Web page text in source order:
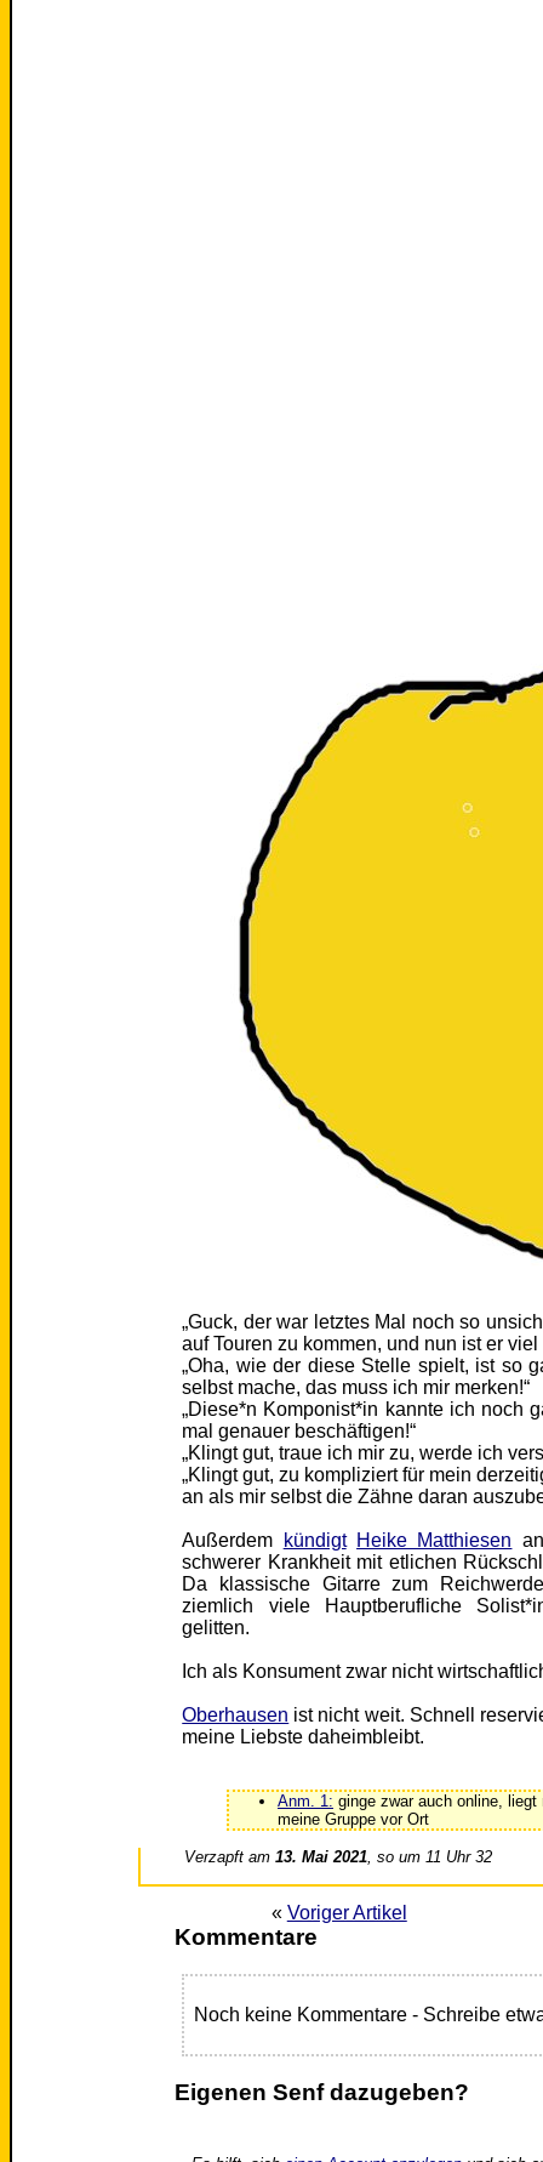
„Guck, der war letztes Mal noch so
auf Touren zu kommen, und nun ist er
„Oha, wie der diese Stelle spielt, ist so
selbst mache, das muss ich mir merken!“
„Diese*n Komponist*in kannte ich noch
mal genauer beschäftigen!“
„Klingt gut, traue ich mir zu, werde ich
„Klingt gut, zu kompliziert für mein
an als mir selbst die Zähne daran
Außerdem kündigt Heike Matthiesen
schwerer Krankheit mit etlichen
Da klassische Gitarre zum
ziemlich viele Hauptberufliche
gelitten.
Ich als Konsument zwar nicht
Oberhausen ist nicht weit. Schnell
meine Liebste daheimbleibt.
Anm. 1: ginge zwar auch online,
meine Gruppe vor Ort
Verzapft am13. Mai 2021 , so um 11 Uhr 32
« Voriger Artikel
Kommentare
Noch keine Kommentare - Schreibe
Eigenen Senf dazugeben?